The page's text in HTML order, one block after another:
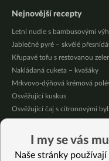
Nejnovější recepty
Letní nudle s bambusovými
Jablečné pyré – skvělé
Křupavé tofu s restovanou
Nakládaná cuketa – kvašáky
Mrkvovo-dýňová krémová
Osvěžující kuskus
Osvěžující čaj s citronovými
Čokoládové muffiny s
Meruňky a jablka v citrónovém
I my se vás
Naše stránky